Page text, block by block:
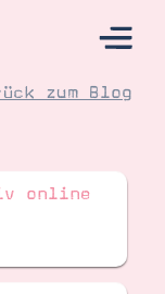
zum Blog
online